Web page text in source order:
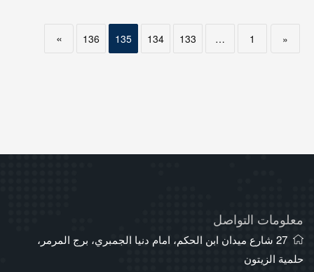
«
1
…
133
134
135
136
»
معلومات التواصل
27 شارع ميدان ابن الحكم، امام دنيا الجمبري، برج المرمر،
حلمية الزيتون